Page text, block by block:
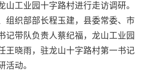
山工业园十字路村进行走访调研。
组织部部长程玉建，县委常委、市
记带队负责人蔡纪福，龙山工业园
王晓雨，驻龙山十字路村第一书记
活动。